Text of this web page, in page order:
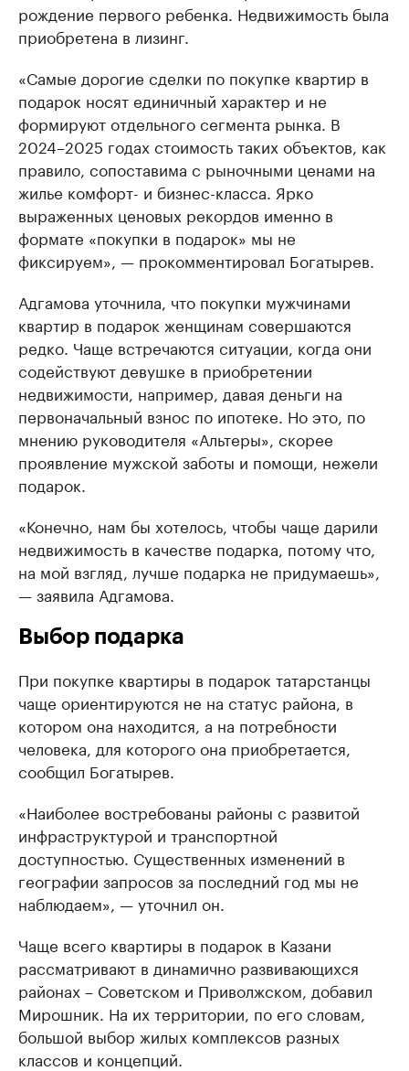
рождение первого ребенка. Недвижимость была
приобретена в лизинг.
«Самые дорогие сделки по покупке квартир в
подарок носят единичный характер и не
формируют отдельного сегмента рынка. В
2024–2025 годах стоимость таких объектов, как
правило, сопоставима с рыночными ценами на
жилье комфорт- и бизнес-класса. Ярко
выраженных ценовых рекордов именно в
формате «покупки в подарок» мы не
фиксируем», — прокомментировал Богатырев.
Адгамова уточнила, что покупки мужчинами
квартир в подарок женщинам совершаются
редко. Чаще встречаются ситуации, когда они
содействуют девушке в приобретении
недвижимости, например, давая деньги на
первоначальный взнос по ипотеке. Но это, по
мнению руководителя «Альтеры», скорее
проявление мужской заботы и помощи, нежели
подарок.
«Конечно, нам бы хотелось, чтобы чаще дарили
недвижимость в качестве подарка, потому что,
на мой взгляд, лучше подарка не придумаешь»,
— заявила Адгамова.
Выбор подарка
При покупке квартиры в подарок татарстанцы
чаще ориентируются не на статус района, в
котором она находится, а на потребности
человека, для которого она приобретается,
сообщил Богатырев.
«Наиболее востребованы районы с развитой
инфраструктурой и транспортной
доступностью. Существенных изменений в
географии запросов за последний год мы не
наблюдаем», — уточнил он.
Чаще всего квартиры в подарок в Казани
рассматривают в динамично развивающихся
районах – Советском и Приволжском, добавил
Мирошник. На их территории, по его словам,
большой выбор жилых комплексов разных
классов и концепций.